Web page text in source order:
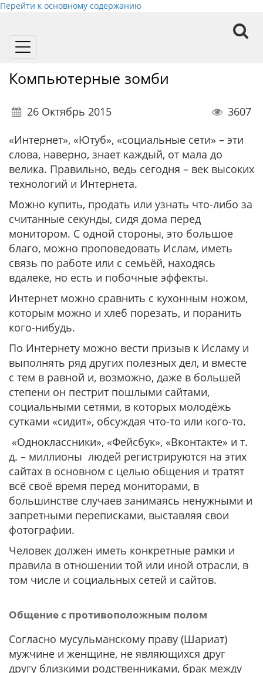
Перейти к основному содержанию
Toggle
Компьютерные зомби
26 Октябрь 2015
3607
«Интернет», «Ютуб», «социальные сети» – эти
слова, наверно, знает каждый, от мала до
велика. Правильно, ведь сегодня – век высоких
технологий и Интернета.
Можно купить, продать или узнать что-либо за
считанные секунды, сидя дома перед
монитором. С одной стороны, это большое
благо, можно проповедовать Ислам, иметь
связь по работе или с семьёй, находясь
вдалеке, но есть и побочные эффекты.
Интернет можно сравнить с кухонным ножом,
которым можно и хлеб порезать, и поранить
кого-нибудь.
По Интернету можно вести призыв к Исламу и
выполнять ряд других полезных дел, и вместе
с тем в равной и, возможно, даже в большей
степени он пестрит пошлыми сайтами,
социальными сетями, в которых молодёжь
сутками «сидит», обсуждая что-то или кого-то.
«Одноклассники», «Фейсбук», «Вконтакте» и т.
д. – миллионы людей регистрируются на этих
сайтах в основном с целью общения и тратят
всё своё время перед мониторами, в
большинстве случаев занимаясь ненужными и
запретными переписками, выставляя свои
фотографии.
Человек должен иметь конкретные рамки и
правила в отношении той или иной отрасли, в
том числе и социальных сетей и сайтов.
Общение с противоположным полом
Согласно мусульманскому праву (Шариат)
мужчине и женщине, не являющихся друг
другу близкими родственниками, брак между